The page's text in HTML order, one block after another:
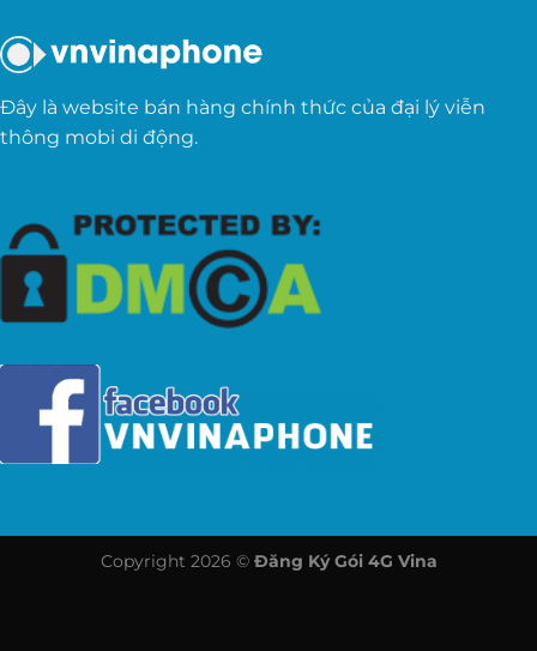
Đây là website bán hàng chính thức của đại lý viễn
thông mobi di động.
Copyright 2026 © Đăng Ký Gói 4G Vina